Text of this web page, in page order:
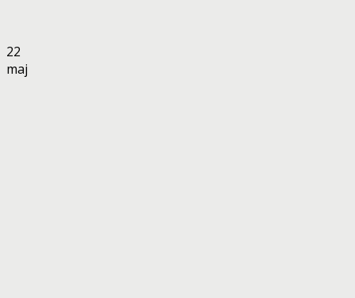
22
maj